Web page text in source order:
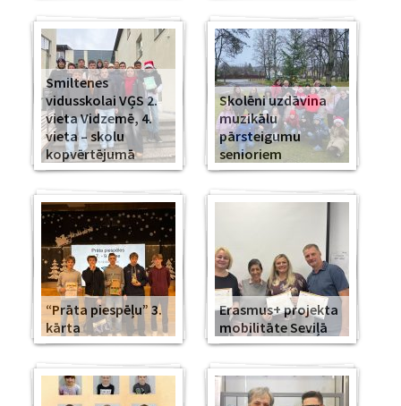
Smiltenes
vidusskolai VĢS 2.
vieta Vidzemē, 4.
vieta – skolu
kopvērtējumā
Skolēni uzdāvina
muzikālu
pārsteigumu
senioriem
“Prāta piespēļu” 3.
kārta
Erasmus+ projekta
mobilitāte Seviļā